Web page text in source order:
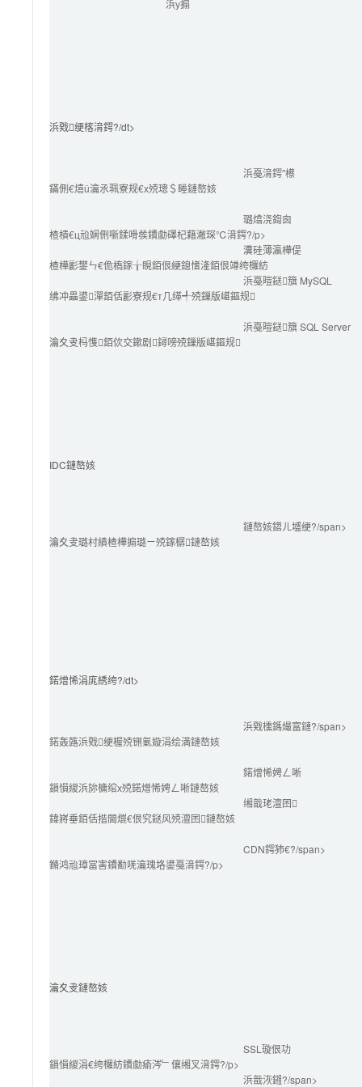
浜у搧
浜戣绠楁湇鍔?/dt>
浜戞湇鍔″櫒
鏋侀€熺ǔ瀹氶珮寮规€х殑璁＄畻鏈嶅姟
璐熻浇鍧囪
楂樻€ц兘娴侀噺鍒嗗彂鐨勮礋杞藉潎琛℃湇鍔?/p>
瀵硅薄瀛樺偍
楂樺彲鐢ㄣ€佹槗鎵╁睍銆佷綆鎴愭湰銆佷竴绔欏紡
浜戞暟鎹簱 MySQL
绋冲畾鍙潬銆佸彲寮规€т几缂╃殑鏁版嵁鏂规
浜戞暟鎹簱 SQL Server
瀹夊叏杩愯銆佽交鏉剧鐞嗙殑鏁版嵁鏂规
IDC鏈嶅姟
鏈嶅姟鍣ㄦ墭绠?/span>
瀹夊叏璐村績楂樺搧璐ㄧ殑鎵樼鏈嶅姟
鍩熷悕涓庣綉绔?/dt>
浜戣櫄鎷熶富鏈?/span>
鍩轰簬浜戣绠楃殑铏氭嫙涓绘満鏈嶅姟
鍩熷悕娉ㄥ唽
鎻愪緵浜旀槦绾х殑鍩熷悕娉ㄥ唽鏈嶅姟
缃戠珯澶囨
鍏嶈垂銆佸揩閫熴€佷究鎹风殑澶囨鏈嶅姟
CDN鍔犻€?/span>
鏅鸿兘璋冨害鐨勫唴瀹瑰垎鍙戞湇鍔?/p>
瀹夊叏鏈嶅姟
SSL璇佷功
鎻愪緵涓€绔欏紡鐨勮瘉涔﹂儴缃叉湇鍔?/p>
浜戠洃鎺?/span>